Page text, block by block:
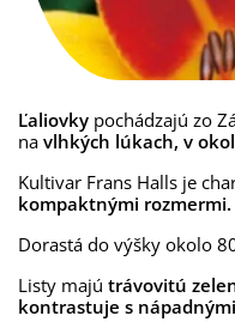
Ľaliovky pochádzajú zo
na vlhkých lúkach, v
Kultivar Frans Halls je
kompaktnými rozmermi.
Dorastá do výšky okolo
Listy majú trávovitú
kontrastuje s